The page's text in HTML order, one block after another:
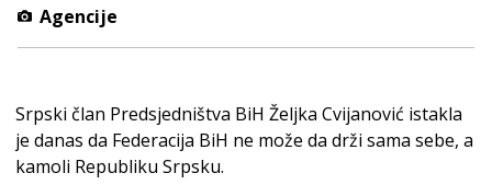
Agencije
Srpski član Predsjedništva BiH Željka Cvijanović istakla
je danas da Federacija BiH ne može da drži sama sebe, a
kamoli Republiku Srpsku.